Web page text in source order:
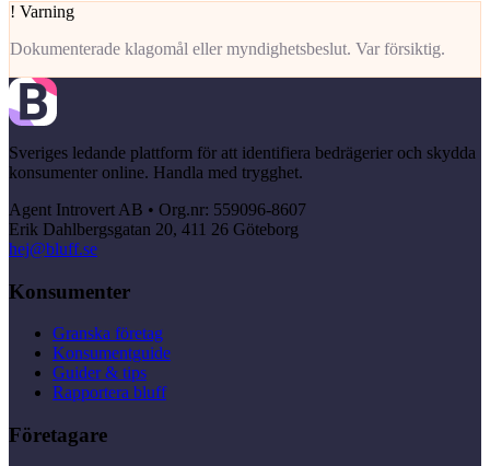
! Varning
Dokumenterade klagomål eller myndighetsbeslut. Var försiktig.
Sveriges ledande plattform för att identifiera bedrägerier och skydda
konsumenter online. Handla med trygghet.
Agent Introvert AB • Org.nr: 559096-8607
Erik Dahlbergsgatan 20, 411 26 Göteborg
hej@bluff.se
Konsumenter
Granska företag
Konsumentguide
Guider & tips
Rapportera bluff
Företagare